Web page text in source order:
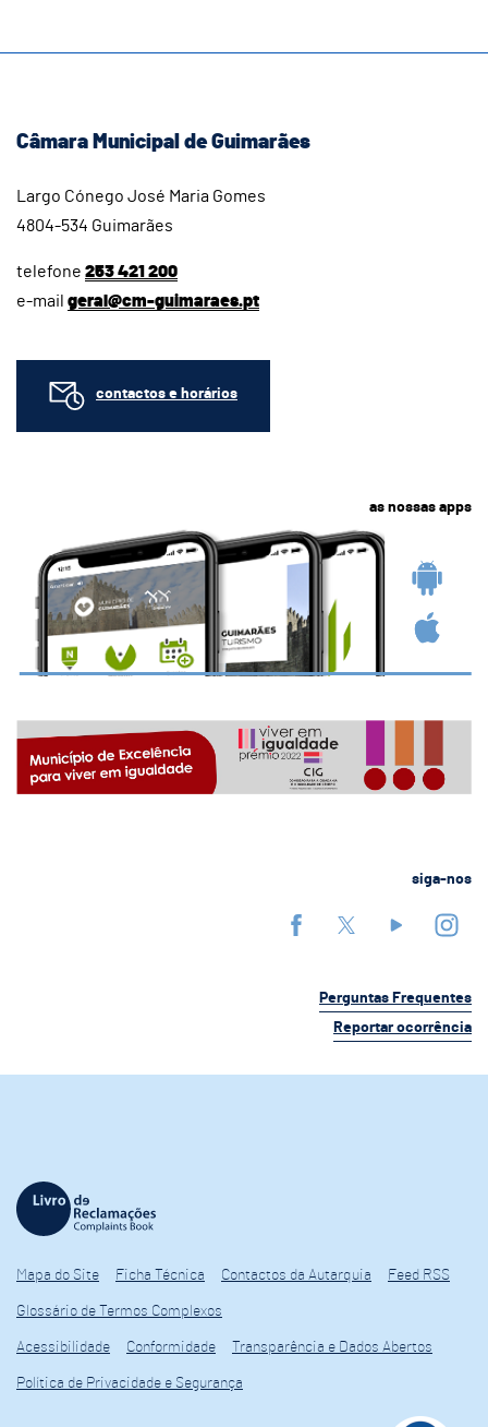
Câmara Municipal de Guimarães
Largo Cónego José Maria Gomes
4804-534 Guimarães
telefone 253 421 200
e-mail geral@cm-guimaraes.pt
contactos e horários
as nossas apps
siga-nos
Perguntas Frequentes
Reportar ocorrência
Mapa do Site Ficha Técnica Contactos da Autarquia Feed RSS
Glossário de Termos Complexos
Acessibilidade Conformidade Transparência e Dados Abertos
Política de Privacidade e Segurança